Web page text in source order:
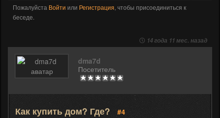
Пожалуйста Войти или Регистрация, чтобы присоединиться к
беседе.
14 года 11 мес. назад
dma7d
Посетитель
Как купить дом? Где?
#4